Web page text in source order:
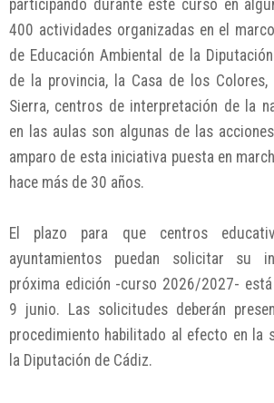
participando durante este curso en
400 actividades organizadas en el
de Educación Ambiental de la
de la provincia, la Casa de los
Sierra, centros de interpretación de la
en las aulas son algunas de las
amparo de esta iniciativa puesta en
hace más de 30 años.
El plazo para que centros
ayuntamientos puedan solicitar su
próxima edición -curso 2026/2027-
9 junio. Las solicitudes deberán
procedimiento habilitado al efecto en la
la Diputación de Cádiz.